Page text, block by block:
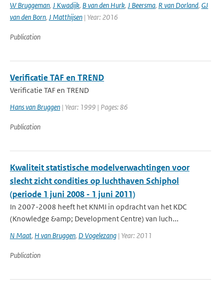
W Bruggeman, J Kwadijk, B van den Hurk, J Beersma, R van Dorland, GJ
van den Born, J Matthijsen | Year: 2016
Publication
Verificatie TAF en TREND
Verificatie TAF en TREND
Hans van Bruggen | Year: 1999 | Pages: 86
Publication
Kwaliteit statistische modelverwachtingen voor
slecht zicht condities op luchthaven Schiphol
(periode 1 juni 2008 - 1 juni 2011)
In 2007-2008 heeft het KNMI in opdracht van het KDC
(Knowledge &amp; Development Centre) van luch...
N Maat, H van Bruggen, D Vogelezang | Year: 2011
Publication